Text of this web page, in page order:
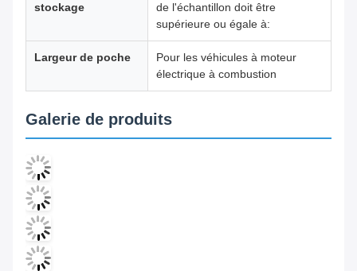
stockage
de l'échantillon doit être
supérieure ou égale à:
Largeur de poche
Pour les véhicules à moteur
électrique à combustion
Galerie de produits